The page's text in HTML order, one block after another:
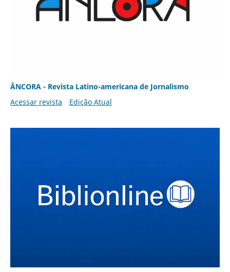
ÂNCORA - Revista Latino-americana de Jornalismo
Acessar revista
Edição Atual